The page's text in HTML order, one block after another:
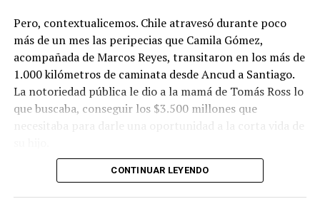
Pero, contextualicemos. Chile atravesó durante poco
más de un mes las peripecias que Camila Gómez,
acompañada de Marcos Reyes, transitaron en los más de
1.000 kilómetros de caminata desde Ancud a Santiago.
La notoriedad pública le dio a la mamá de Tomás Ross lo
que buscaba, conseguir los $3.500 millones que
necesitaba para darle una oportunidad a la corta vida de
La solidaridad y empatía de los chilenos en cada paso
CONTINUAR LEYENDO